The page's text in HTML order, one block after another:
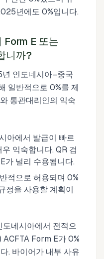
년에도 0%입니다.
Form E 또는
니까?
인도네시아–중국
일반적으로 0%를 제
통관대리인의 익숙
아에서 발급이 빠르
익숙합니다. QR 검
가 널리 수용됩니다.
적으로 허용되며 0%
정을 사용할 계획이
네시아에서 전적으
ACFTA Form E가 0%
. 바이어가 내부 사유